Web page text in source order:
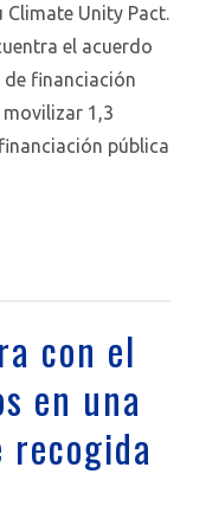
Unity Pact.
el acuerdo
financiación
1,3
pública
con el
en una
recogida